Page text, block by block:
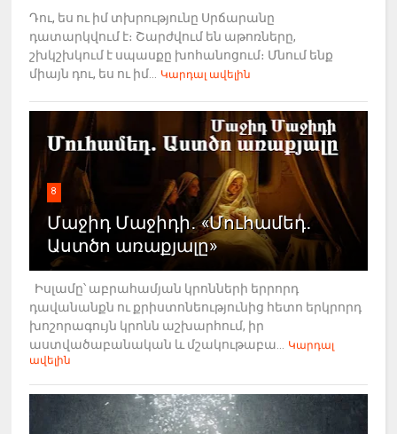
Դու, ես ու իմ տխրությունը Սրճարանը
դատարկվում է։ Շարժվում են աթոռները,
շխկշխկում է սպասքը խոհանոցում։ Մնում ենք
միայն դու, ես ու իմ...
Կարդալ ավելին
8
Մաջիդ Մաջիդի․ «Մուհամեդ․
Աստծո առաքյալը»
Իսլամը՝ աբրահամյան կրոնների երրորդ
դավանանքն ու քրիստոնեությունից հետո երկրորդ
խոշորագույն կրոնն աշխարհում, իր
աստվածաբանական և մշակութաբա...
Կարդալ
ավելին